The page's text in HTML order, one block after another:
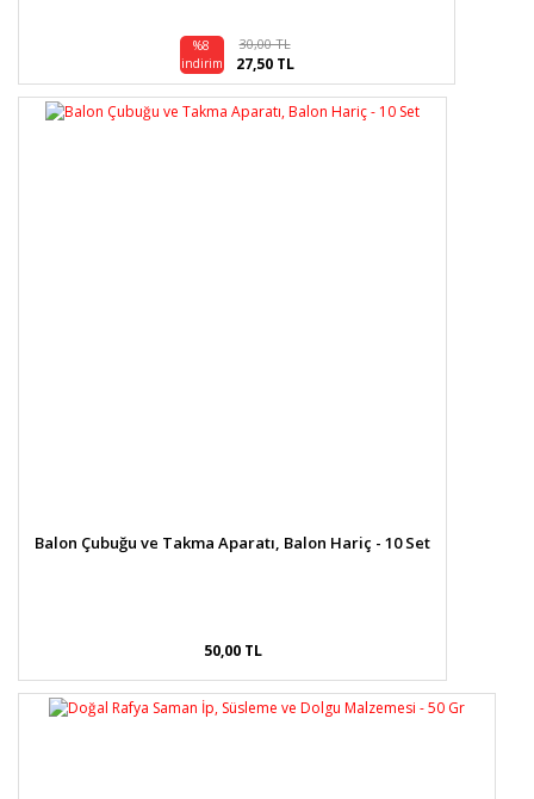
%8
indirim
30,00 TL
27,50 TL
Balon Çubuğu ve Takma Aparatı, Balon Hariç - 10 Set
50,00 TL